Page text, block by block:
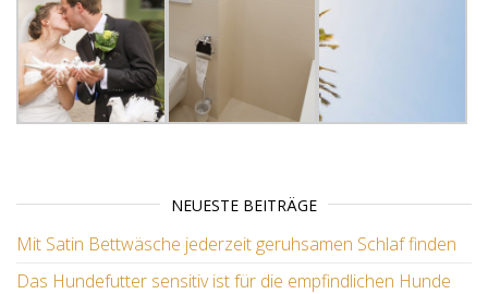
NEUESTE BEITRÄGE
Mit Satin Bettwäsche jederzeit geruhsamen Schlaf finden
Das Hundefutter sensitiv ist für die empfindlichen Hunde